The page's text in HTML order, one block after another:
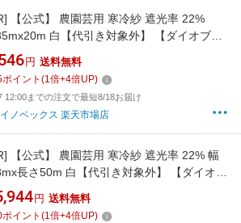
【公式】 農園芸用 寒冷紗 遮光率 22%
白【代引き対象外】 【ダイオブラ
】
円 送料無料
ポイント (1倍+4倍UP)
12:00までの注文で最短8/18お届け
イノベックス 楽天市場店
【公式】 農園芸用 寒冷紗 遮光率 22% 幅
長さ50m 白【代引き対象外】 【ダイオブ
ド】
円 送料無料
ポイント (1倍+4倍UP)